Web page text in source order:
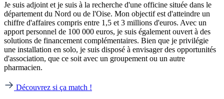
Je suis adjoint et je suis à la recherche d'une officine située dans le
département du Nord ou de l'Oise. Mon objectif est d'atteindre un
chiffre d'affaires compris entre 1,5 et 3 millions d'euros. Avec un
apport personnel de 100 000 euros, je suis également ouvert à des
solutions de financement complémentaires. Bien que je privilégie
une installation en solo, je suis disposé à envisager des opportunités
d'association, que ce soit avec un groupement ou un autre
pharmacien.
Découvrez si ça match !